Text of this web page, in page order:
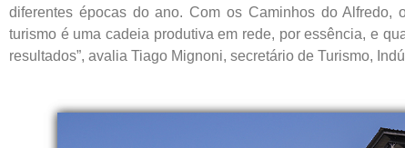
diferentes épocas do ano. Com os Caminhos do Alfredo,
turismo é uma cadeia produtiva em rede, por essência, e
resultados”, avalia Tiago Mignoni, secretário de Turismo,